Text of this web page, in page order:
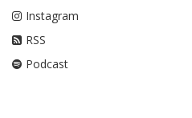
Instagram
RSS
Podcast